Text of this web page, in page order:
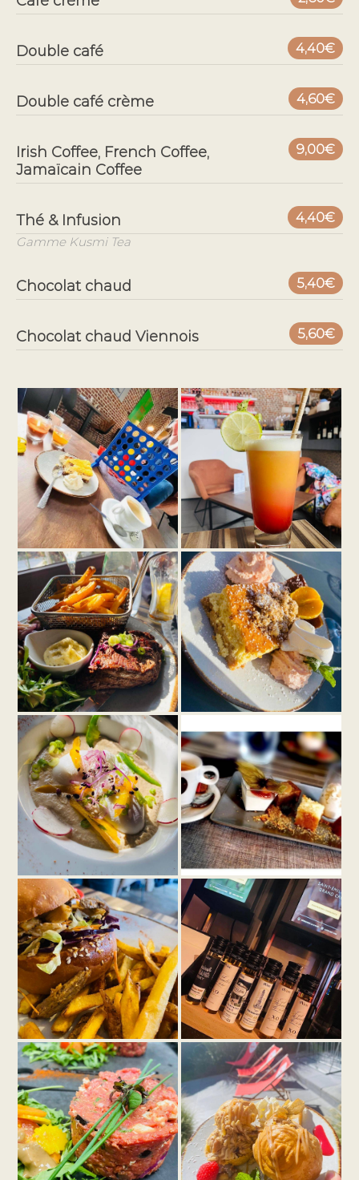
Double café 4,40€
Double café crème 4,60€
Irish Coffee, French Coffee,
Jamaïcain Coffee
9,00€
Thé & Infusion 4,40€
Gamme Kusmi Tea
Chocolat chaud 5,40€
Chocolat chaud Viennois 5,60€